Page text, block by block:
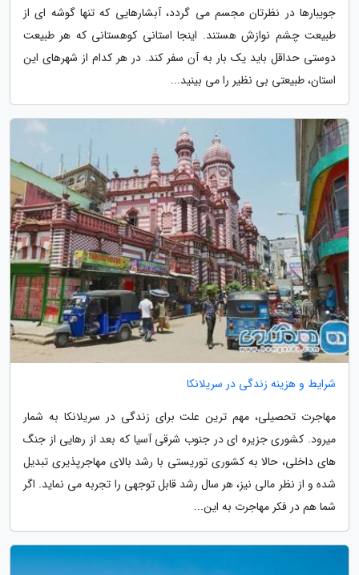
جویبارها در نظرتان مجسم می گردد، آبشارهایی که تنها گوشه ای از
طبیعت چشم نوازش هستند. اینجا استانی کوهستانی که هر طبیعت
دوستی حداقل باید یک بار به آن سفر کند. در هر کدام از شهرهای این
استان، طبیعتی بی نظیر را می بینید...
شرایط و هزینه زندگی در سریلانکا
مهاجرت تحصیلی، مهم ترین علت برای زندگی در سریلانکا به شمار
میرود. کشوری جزیره ای در جنوب شرقی آسیا که بعد از رهایی از جنگ
های داخلی، حالا به کشوری توریستی با رشد بالای مهاجرپذیری تبدیل
شده و از نظر مالی نیز، هر سال رشد قابل توجهی را تجربه می نماید. اگر
شما هم در فکر مهاجرت به این...